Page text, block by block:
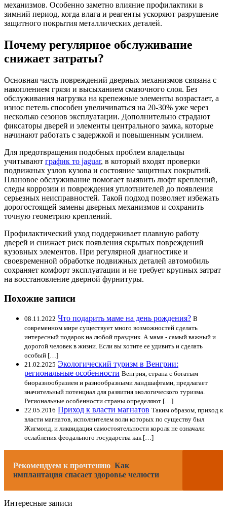
механизмов. Особенно заметно влияние профилактики в
зимний период, когда влага и реагенты ускоряют разрушение
защитного покрытия металлических деталей.
Почему регулярное обслуживание
снижает затраты?
Основная часть повреждений дверных механизмов связана с
накоплением грязи и высыханием смазочного слоя. Без
обслуживания нагрузка на крепежные элементы возрастает, а
износ петель способен увеличиваться на 20-30% уже через
несколько сезонов эксплуатации. Дополнительно страдают
фиксаторы дверей и элементы центрального замка, которые
начинают работать с задержкой и повышенным усилием.
Для предотвращения подобных проблем владельцы
учитывают график то jaguar, в который входят проверки
подвижных узлов кузова и состояние защитных покрытий.
Плановое обслуживание помогает выявить люфт креплений,
следы коррозии и повреждения уплотнителей до появления
серьезных неисправностей. Такой подход позволяет избежать
дорогостоящей замены дверных механизмов и сохранить
точную геометрию креплений.
Профилактический уход поддерживает плавную работу
дверей и снижает риск появления скрытых повреждений
кузовных элементов. При регулярной диагностике и
своевременной обработке подвижных деталей автомобиль
сохраняет комфорт эксплуатации и не требует крупных затрат
на восстановление дверной фурнитуры.
Похожие записи
08.11.2022 Что подарить маме на день рождения? В
современном мире существует много возможностей сделать
интересный подарок на любой праздник. А мама - самый важный и
дорогой человек в жизни. Если вы хотите ее удивить и сделать
особый […]
21.02.2025 Экологический туризм в Венгрии:
региональные особенности Венгрия, страна с богатым
биоразнообразием и разнообразными ландшафтами, предлагает
значительный потенциал для развития экологического туризма.
Региональные особенности страны определяют […]
22.05.2016 Приход к власти магнатов Таким образом, приход к
власти магнатов, исполнителем воли которых по существу был
Жигмонд, и ликвидация самостоятельности короля не означали
ослабления феодального государства как […]
Рекомендуем к прочтению Как
имплантация спасает здоровье челюсти
Интересные записи